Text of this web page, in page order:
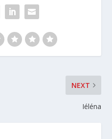
NEXT
Iéléna